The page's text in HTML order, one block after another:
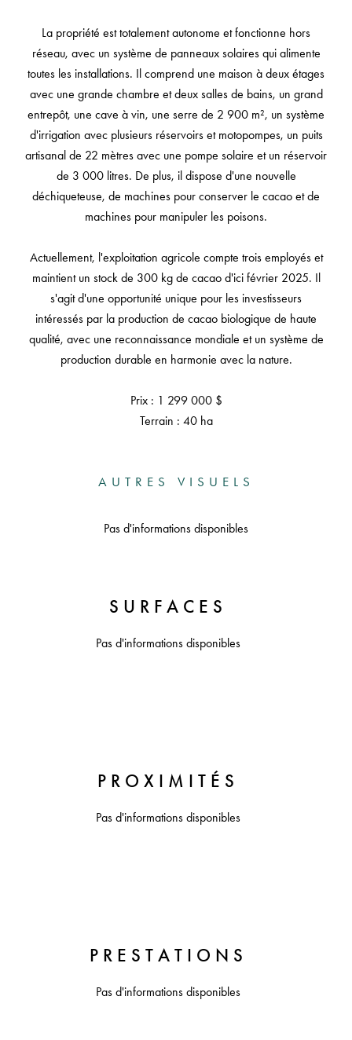
La propriété est totalement autonome et fonctionne hors
réseau, avec un système de panneaux solaires qui alimente
toutes les installations. Il comprend une maison à deux étages
avec une grande chambre et deux salles de bains, un grand
entrepôt, une cave à vin, une serre de 2 900 m², un système
d'irrigation avec plusieurs réservoirs et motopompes, un puits
artisanal de 22 mètres avec une pompe solaire et un réservoir
de 3 000 litres. De plus, il dispose d'une nouvelle
déchiqueteuse, de machines pour conserver le cacao et de
machines pour manipuler les poisons.
Actuellement, l'exploitation agricole compte trois employés et
maintient un stock de 300 kg de cacao d'ici février 2025. Il
s'agit d'une opportunité unique pour les investisseurs
intéressés par la production de cacao biologique de haute
qualité, avec une reconnaissance mondiale et un système de
production durable en harmonie avec la nature.
Prix : 1 299 000 $
Terrain : 40 ha
AUTRES VISUELS
Pas d'informations disponibles
SURFACES
Pas d'informations disponibles
PROXIMITÉS
Pas d'informations disponibles
PRESTATIONS
Pas d'informations disponibles